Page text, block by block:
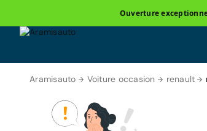
Ouverture
Aramisauto Voiture occasion renault